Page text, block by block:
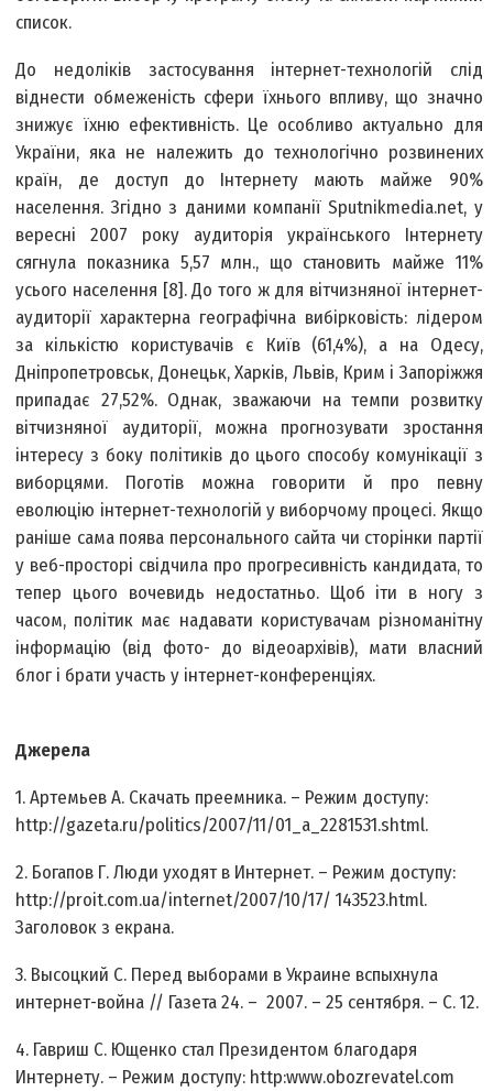
список.
До недоліків застосування інтернет-технологій слід
віднести обмеженість сфери їхнього впливу, що значно
знижує їхню ефективність. Це особливо актуально для
України, яка не належить до технологічно розвинених
країн, де доступ до Інтернету мають майже 90%
населення. Згідно з даними компанії Sputnikmedia.net, у
вересні 2007 року аудиторія українського Інтернету
сягнула показника 5,57 млн., що становить майже 11%
усього населення [8]. До того ж для вітчизняної інтернет-
аудиторії характерна географічна вибірковість: лідером
за кількістю користувачів є Київ (61,4%), а на Одесу,
Дніпропетровськ, Донецьк, Харків, Львів, Крим і Запоріжжя
припадає 27,52%. Однак, зважаючи на темпи розвитку
вітчизняної аудиторії, можна прогнозувати зростання
інтересу з боку політиків до цього способу комунікації з
виборцями. Поготів можна говорити й про певну
еволюцію інтернет-технологій у виборчому процесі. Якщо
раніше сама поява персонального сайта чи сторінки партії
у веб-просторі свідчила про прогресивність кандидата, то
тепер цього вочевидь недостатньо. Щоб іти в ногу з
часом, політик має надавати користувачам різноманітну
інформацію (від фото- до відеоархівів), мати власний
блог і брати участь у інтернет-конференціях.
Джерела
1. Артемьев А. Скачать преемника. – Режим доступу:
http://gazeta.ru/politics/2007/11/01_a_2281531.shtml.
2. Богапов Г. Люди уходят в Интернет. – Режим доступу:
http://proit.com.ua/internet/2007/10/17/ 143523.html.
Заголовок з екрана.
3. Высоцкий С. Перед выборами в Украине вспыхнула
интернет-война // Газета 24. – 2007. – 25 сентября. – С. 12.
4. Гавриш С. Ющенко стал Президентом благодаря
Интернету. – Режим доступу: http:www.obozrevatel.com